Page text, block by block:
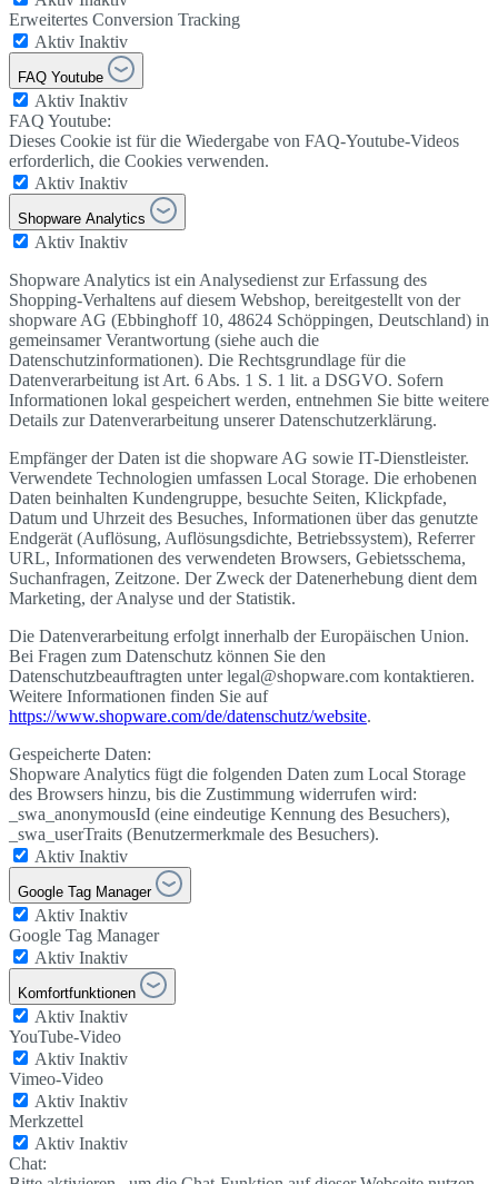
Erweitertes Conversion Tracking
Aktiv Inaktiv
FAQ Youtube
Aktiv Inaktiv
FAQ Youtube:
Dieses Cookie ist für die Wiedergabe von FAQ-Youtube-Videos
erforderlich, die Cookies verwenden.
Aktiv Inaktiv
Shopware Analytics
Aktiv Inaktiv
Shopware Analytics ist ein Analysedienst zur Erfassung des
Shopping-Verhaltens auf diesem Webshop, bereitgestellt von der
shopware AG (Ebbinghoff 10, 48624 Schöppingen, Deutschland) in
gemeinsamer Verantwortung (siehe auch die
Datenschutzinformationen). Die Rechtsgrundlage für die
Datenverarbeitung ist Art. 6 Abs. 1 S. 1 lit. a DSGVO. Sofern
Informationen lokal gespeichert werden, entnehmen Sie bitte weitere
Details zur Datenverarbeitung unserer Datenschutzerklärung.
Empfänger der Daten ist die shopware AG sowie IT-Dienstleister.
Verwendete Technologien umfassen Local Storage. Die erhobenen
Daten beinhalten Kundengruppe, besuchte Seiten, Klickpfade,
Datum und Uhrzeit des Besuches, Informationen über das genutzte
Endgerät (Auflösung, Auflösungsdichte, Betriebssystem), Referrer
URL, Informationen des verwendeten Browsers, Gebietsschema,
Suchanfragen, Zeitzone. Der Zweck der Datenerhebung dient dem
Marketing, der Analyse und der Statistik.
Die Datenverarbeitung erfolgt innerhalb der Europäischen Union.
Bei Fragen zum Datenschutz können Sie den
Datenschutzbeauftragten unter legal@shopware.com kontaktieren.
Weitere Informationen finden Sie auf
https://www.shopware.com/de/datenschutz/website.
Gespeicherte Daten:
Shopware Analytics fügt die folgenden Daten zum Local Storage
des Browsers hinzu, bis die Zustimmung widerrufen wird:
_swa_anonymousId (eine eindeutige Kennung des Besuchers),
_swa_userTraits (Benutzermerkmale des Besuchers).
Aktiv Inaktiv
Google Tag Manager
Aktiv Inaktiv
Google Tag Manager
Aktiv Inaktiv
Komfortfunktionen
Aktiv Inaktiv
YouTube-Video
Aktiv Inaktiv
Vimeo-Video
Aktiv Inaktiv
Merkzettel
Aktiv Inaktiv
Chat: